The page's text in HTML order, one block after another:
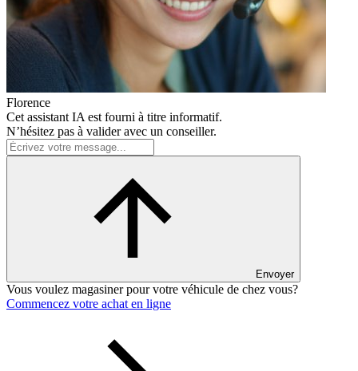
Florence
Cet assistant IA est fourni à titre informatif.
N’hésitez pas à valider avec un conseiller.
Envoyer
Vous voulez magasiner pour votre véhicule de chez vous?
Commencez votre achat en ligne